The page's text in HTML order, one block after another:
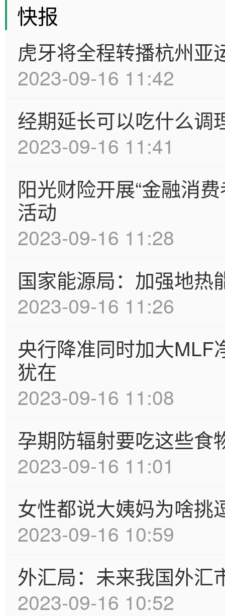
快报
虎牙将全程转播杭州亚
2023-09-16 11:42
经期延长可以吃什么调
2023-09-16 11:41
阳光财险开展“金融消
活动
2023-09-16 11:28
国家能源局：加强地热
2023-09-16 11:26
央行降准同时加大MLF
犹在
2023-09-16 11:08
孕期防辐射要吃这些食
2023-09-16 11:01
女性都说大姨妈为啥挑
2023-09-16 10:59
外汇局：未来我国外汇
2023-09-16 10:52